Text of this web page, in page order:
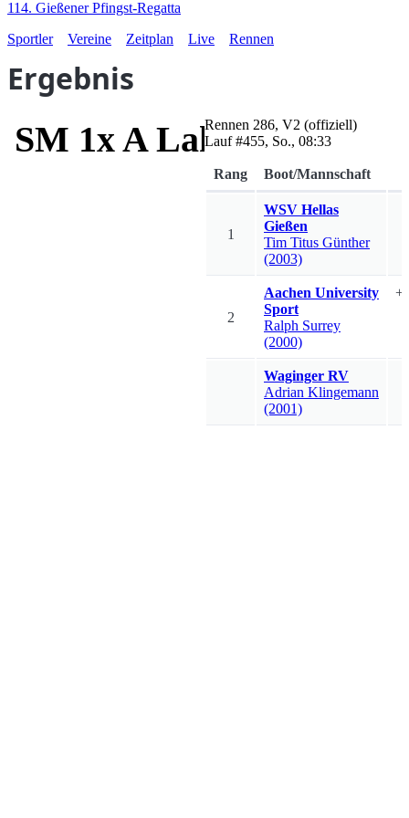
114. Gießener Pfingst-Regatta
Sportler
Vereine Zeitplan Live Rennen
Ergebnis
SM 1x A Lahn-Pokal
Rennen 286, V2 (offiziell)
Lauf #455, So., 08:33
Rang Boot/Mannschaft
1
WSV Hellas
Gießen
Tim Titus Günther
(2003)
2
Aachen University
Sport
Ralph Surrey
(2000)
Waginger RV
Adrian Klingemann
(2001)